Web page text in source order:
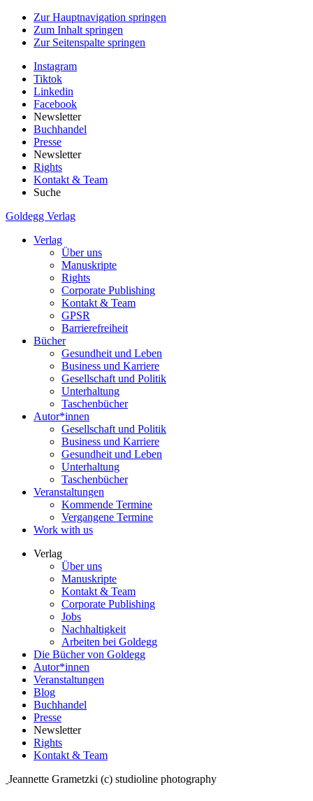
Zur Hauptnavigation springen
Zum Inhalt springen
Zur Seitenspalte springen
Instagram
Tiktok
Linkedin
Facebook
Newsletter
Buchhandel
Presse
Newsletter
Rights
Kontakt & Team
Suche
Goldegg Verlag
Verlag
Über uns
Manuskripte
Rights
Corporate Publishing
Kontakt & Team
GPSR
Barrierefreiheit
Bücher
Gesundheit und Leben
Business und Karriere
Gesellschaft und Politik
Unterhaltung
Taschenbücher
Autor*innen
Gesellschaft und Politik
Business und Karriere
Gesundheit und Leben
Unterhaltung
Taschenbücher
Veranstaltungen
Kommende Termine
Vergangene Termine
Work with us
Verlag
Über uns
Manuskripte
Kontakt & Team
Corporate Publishing
Jobs
Nachhaltigkeit
Arbeiten bei Goldegg
Die Bücher von Goldegg
Autor*innen
Veranstaltungen
Blog
Buchhandel
Presse
Newsletter
Rights
Kontakt & Team
Jeannette Grametzki (c) studioline photography